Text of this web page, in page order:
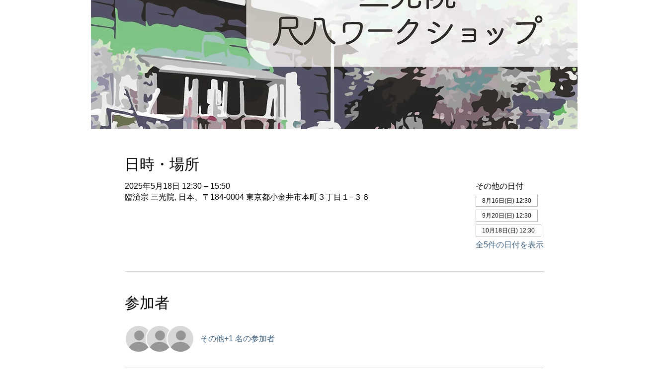
日時・場所
2025年5月18日 12:30 – 15:50
臨済宗 三光院, 日本、〒184-0004 東京都小金井市本町３丁目１−３６
その他の日付
8月16日(日) 12:30
9月20日(日) 12:30
10月18日(日) 12:30
全5件の日付を表示
参加者
その他+1 名の参加者